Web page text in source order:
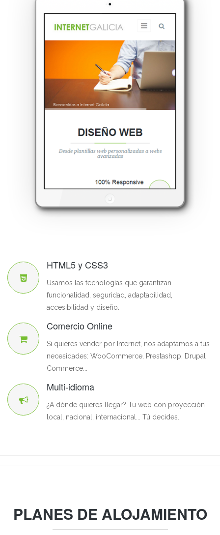
HTML5 y CSS3
Usamos las tecnologías que garantizan
funcionalidad, seguridad, adaptabilidad,
accesibilidad y diseño.
Comercio Online
Si quieres vender por Internet, nos adaptamos a tus
necesidades: WooCommerce, Prestashop, Drupal
Commerce...
Multi-idioma
¿A dónde quieres llegar? Tu web con proyección
local, nacional, internacional... Tú decides..
PLANES DE ALOJAMIENTO